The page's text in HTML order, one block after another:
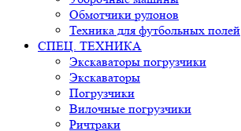
Обмотчики рулонов
Техника для футбольных полей
СПЕЦ. ТЕХНИКА
Экскаваторы погрузчики
Экскаваторы
Погрузчики
Вилочные погрузчики
Ричтраки